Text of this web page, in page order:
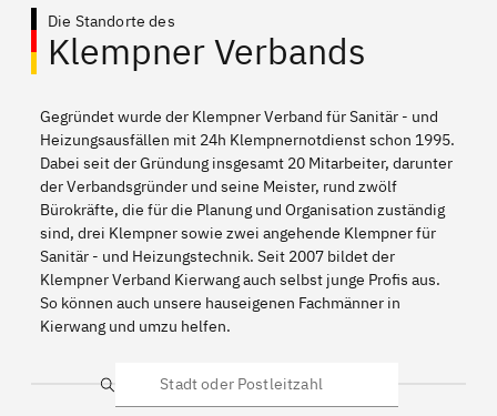
Die Standorte des
Klempner Verbands
Gegründet wurde der Klempner Verband für Sanitär - und
Heizungsausfällen mit 24h Klempnernotdienst schon 1995.
Dabei seit der Gründung insgesamt 20 Mitarbeiter, darunter
der Verbandsgründer und seine Meister, rund zwölf
Bürokräfte, die für die Planung und Organisation zuständig
sind, drei Klempner sowie zwei angehende Klempner für
Sanitär - und Heizungstechnik. Seit 2007 bildet der
Klempner Verband Kierwang auch selbst junge Profis aus.
So können auch unsere hauseigenen Fachmänner in
Kierwang und umzu helfen.
Suche